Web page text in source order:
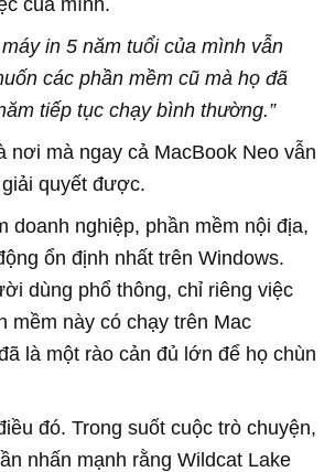
in 5 năm tuổi của mình vẫn
các phần mềm cũ mà họ đã
tiếp tục chạy bình thường.”
nơi mà ngay cả MacBook Neo vẫn
quyết được.
doanh nghiệp, phần mềm nội địa,
ổn định nhất trên Windows.
dùng phổ thông, chỉ riêng việc
mềm này có chạy trên Mac
là một rào cản đủ lớn để họ chùn
đó. Trong suốt cuộc trò chuyện,
nhấn mạnh rằng Wildcat Lake